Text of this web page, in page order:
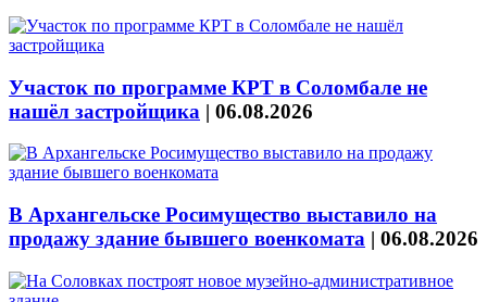
Участок по программе КРТ в Соломбале не
нашёл застройщика | 06.08.2026
В Архангельске Росимущество выставило на
продажу здание бывшего военкомата | 06.08.2026